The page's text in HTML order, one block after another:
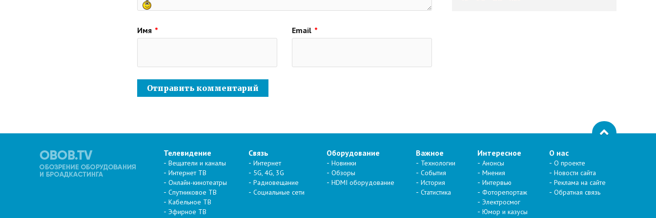
Имя * Email *
Телевидение
Вещатели и каналы
Интернет ТВ
Онлайн-кинотеатры
Спутниковое ТВ
Кабельное ТВ
Эфирное ТВ
Связь
Интернет
5G, 4G, 3G
Радиовещание
Социальные сети
Оборудование
Новинки
Обзоры
HDMI оборудование
Важное
Технологии
События
История
Статистика
Интересное
Анонсы
Мнения
Интервью
Фоторепортаж
Электросмог
Юмор и казусы
О нас
О проекте
Новости сайта
Реклама на сайте
Обратная связь